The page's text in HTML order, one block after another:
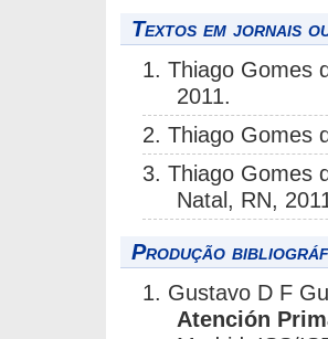
Textos em jornais
1. Thiago Gomes
2011.
2. Thiago Gomes
3. Thiago Gomes
Natal, RN,
Produção
1. Gustavo D F
Atención